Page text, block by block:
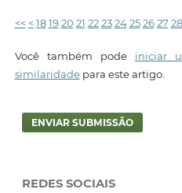
<< < 18 19 20 21 22 23 24 25 26 27 28
Você também pode iniciar
similaridadepara este artigo.
ENVIAR SUBMISSÃO
REDES SOCIAIS